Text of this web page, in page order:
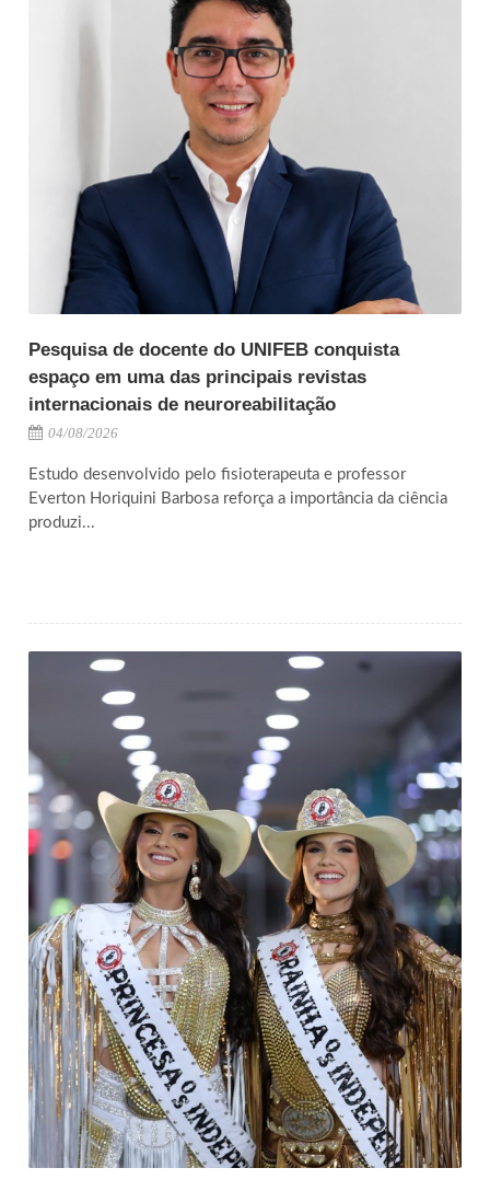
Pesquisa de docente do UNIFEB conquista
espaço em uma das principais revistas
internacionais de neuroreabilitação
04/08/2026
Estudo desenvolvido pelo fisioterapeuta e professor
Everton Horiquini Barbosa reforça a importância da ciência
produzi...